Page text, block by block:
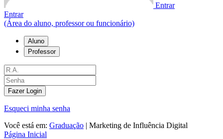
Entrar
Entrar
(Área do aluno, professor ou funcionário)
Aluno
Professor
Fazer Login
Esqueci minha senha
Você está em: Graduação | Marketing de Influência Digital
Página Inicial